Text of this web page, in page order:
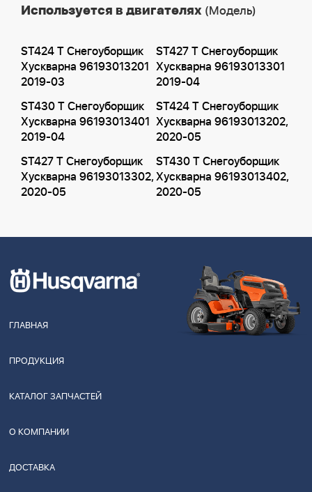
Используется в двигателях (Модель)
ST424 T Снегоуборщик
Хускварна 96193013201
2019-03
ST427 T Снегоуборщик
Хускварна 96193013301
2019-04
ST430 T Снегоуборщик
Хускварна 96193013401
2019-04
ST424 T Снегоуборщик
Хускварна 96193013202,
2020-05
ST427 T Снегоуборщик
Хускварна 96193013302,
2020-05
ST430 T Снегоуборщик
Хускварна 96193013402,
2020-05
ГЛАВНАЯ
ПРОДУКЦИЯ
КАТАЛОГ ЗАПЧАСТЕЙ
О КОМПАНИИ
ДОСТАВКА